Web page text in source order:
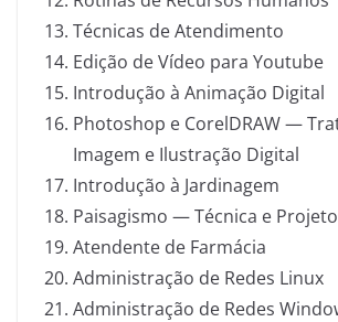
Técnicas de Atendimento
Edição de Vídeo para Youtube
Introdução à Animação Digital
Photoshop e CorelDRAW —
Imagem e Ilustração Digital
Introdução à Jardinagem
Paisagismo — Técnica e Projeto
Atendente de Farmácia
Administração de Redes Linux
Administração de Redes